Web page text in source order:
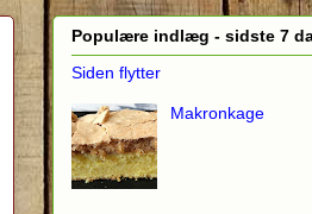
Populære indlæg - sidste 7
Siden flytter
Makronkage